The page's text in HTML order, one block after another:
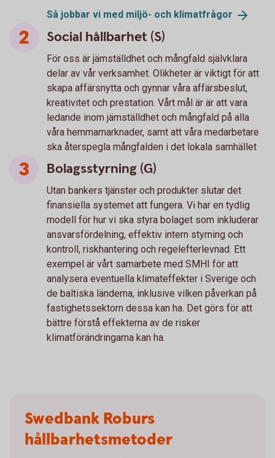
Så jobbar vi med miljö- och klimatfrågor
Social hållbarhet (S)
För oss är jämställdhet och mångfald självklara
delar av vår verksamhet. Olikheter är viktigt för att
skapa affärsnytta och gynnar våra affärsbeslut,
kreativitet och prestation. Vårt mål är är att vara
ledande inom jämställdhet och mångfald på alla
våra hemmamarknader, samt att våra medarbetare
ska återspegla mångfalden i det lokala samhället
Bolagsstyrning (G)
Utan bankers tjänster och produkter slutar det
finansiella systemet att fungera. Vi har en tydlig
modell för hur vi ska styra bolaget som inkluderar
ansvarsfördelning, effektiv intern styrning och
kontroll, riskhantering och regelefterlevnad. Ett
exempel är vårt samarbete med SMHI för att
analysera eventuella klimateffekter i Sverige och
de baltiska länderna, inklusive vilken påverkan på
fastighetssektorn dessa kan ha. Det görs för att
bättre förstå effekterna av de risker
klimatförändringarna kan ha.
Swedbank Roburs
hållbarhetsmetoder